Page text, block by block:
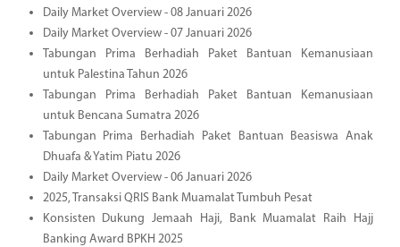
Daily Market Overview - 08 Januari 2026
Daily Market Overview - 07 Januari 2026
Tabungan Prima Berhadiah Paket Bantuan Kemanusiaan
untuk Palestina Tahun 2026
Tabungan Prima Berhadiah Paket Bantuan Kemanusiaan
untuk Bencana Sumatra 2026
Tabungan Prima Berhadiah Paket Bantuan Beasiswa Anak
Dhuafa & Yatim Piatu 2026
Daily Market Overview - 06 Januari 2026
2025, Transaksi QRIS Bank Muamalat Tumbuh Pesat
Konsisten Dukung Jemaah Haji, Bank Muamalat Raih Hajj
Banking Award BPKH 2025